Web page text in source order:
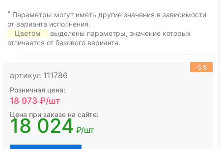
* Параметры могут иметь другие значения в зависимости
от варианта исполнения.
Цветом
выделены параметры, значение которых
отличается от базового варианта.
артикул 111786
-5%
Розничная цена:
18 973₽/шт
Цена при заказе на сайте:
18 024 ₽/шт